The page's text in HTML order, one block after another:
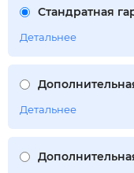
Стандратная
Детальнее
Детальнее